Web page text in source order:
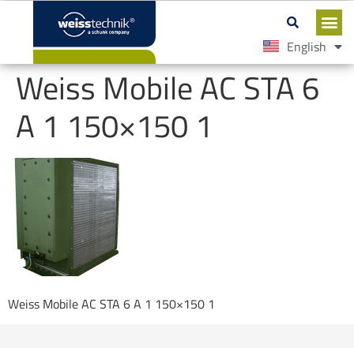
English
Español
Weiss Mobile AC STA 6
A 1 150×150 1
Weiss Mobile AC STA 6 A 1 150×150 1